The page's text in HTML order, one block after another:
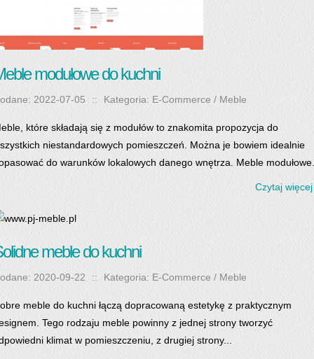
modułowe do kuchni
2022-07-05 :: Kategoria: E-Commerce / Meble
które składają się z modułów to znakomita propozycja do
niestandardowych pomieszczeń. Można je bowiem idealnie
do warunków lokalowych danego wnętrza. Meble
Czytaj
meble do kuchni
2020-09-22 :: Kategoria: E-Commerce / Meble
meble do kuchni łączą dopracowaną estetykę z praktycznym
Tego rodzaju meble powinny z jednej strony tworzyć
klimat w pomieszczeniu, z drugiej strony...